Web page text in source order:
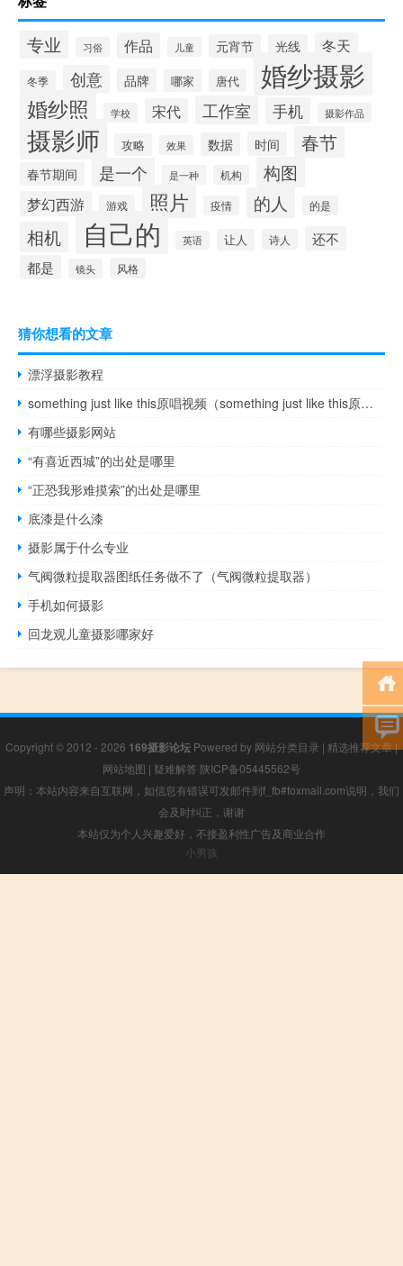
专业 习俗 作品 儿童 元宵节 光线 冬天
冬季 创意 品牌 哪家 唐代 婚纱摄影
婚纱照 学校 宋代 工作室 手机 摄影作品
摄影师 攻略 效果 数据 时间 春节
春节期间 是一个 是一种 机构 构图
梦幻西游 游戏 照片 疫情 的人 的是
相机 自己的 英语 让人 诗人
还不
都是
镜头 风格
猜你想看的文章
漂浮摄影教程
something just like this原唱视频（something just like this原唱）
有哪些摄影网站
“有喜近西城”的出处是哪里
“正恐我形难摸索”的出处是哪里
底漆是什么漆
摄影属于什么专业
气阀微粒提取器图纸任务做不了（气阀微粒提取器）
手机如何摄影
回龙观儿童摄影哪家好
Copyright © 2012 - 2026 169摄影论坛 Powered by 网站分类目录 | 精选推荐文章|
网站地图 | 疑难解答 陕ICP备05445562号
声明：本站内容来自互联网，如信息有错误可发邮件到f_fb#foxmail.com说明，我们
会及时纠正，谢谢
本站仅为个人兴趣爱好，不接盈利性广告及商业合作
小男孩